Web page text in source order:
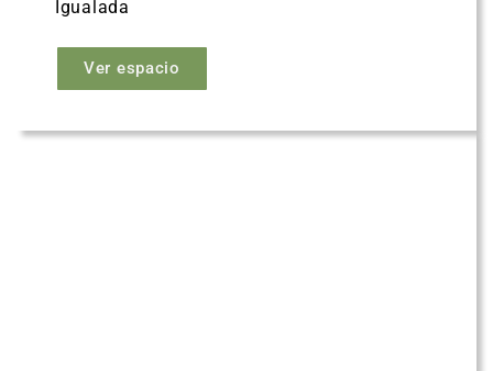
Igualada
Ver espacio